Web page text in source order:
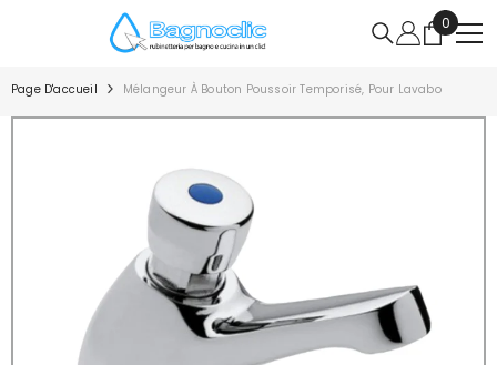
IGNORER ET PASSER AU CONTENU
0
0
article
Page D'accueil Mélangeur À Bouton Poussoir Temporisé, Pour Lavabo